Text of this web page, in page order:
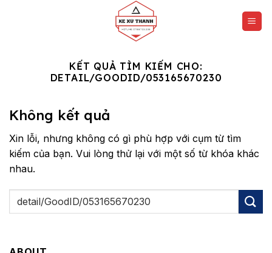
KẾT QUẢ TÌM KIẾM CHO:
DETAIL/GOODID/053165670230
Không kết quả
Xin lỗi, nhưng không có gì phù hợp với cụm từ tìm
kiếm của bạn. Vui lòng thử lại với một số từ khóa khác
nhau.